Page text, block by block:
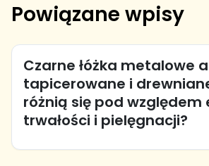
Powiązane wpisy
Czarne łóżka metalowe a
tapicerowane i
różnią się pod względem
trwałości i pielęgnacji?